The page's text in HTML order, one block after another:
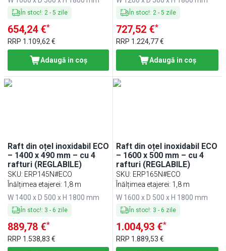
În stoc!: 2- 5 zile
654,24 €*
RRP 1.109,62 €
Adaugă in coş
În stoc!: 2 -5 zile
727,52 €*
RRP 1.224,77 €
Adaugă in coş
Raft din oțel inoxidabil ECO
– 1400 x 490 mm – cu 4
rafturi (REGLABILE)
SKU: ERP145N#ECO
Înălțimea etajerei: 1,8 m
W 1400 x D 500 x H 1800 mm
În stoc!: 3 - 6 zile
889,78 €*
RRP 1.538,83 €
Raft din oțel inoxidabil ECO
– 1600 x 500 mm – cu 4
rafturi (REGLABILE)
SKU: ERP165N#ECO
Înălțimea etajerei: 1,8 m
W 1600 x D 500 x H 1800 mm
În stoc!: 3 - 6 zile
1.004,93 €*
RRP 1.889,53 €